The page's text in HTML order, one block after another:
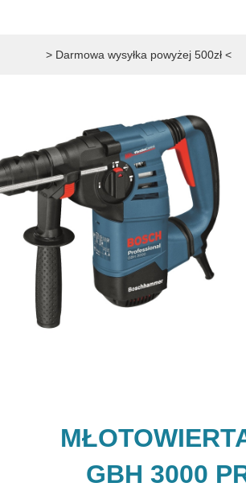
> Darmowa wysyłka powyżej 500zł <
GBH 3000